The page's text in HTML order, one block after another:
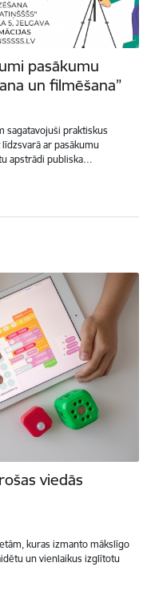
pasākumu
un filmēšana”
sagatavojuši praktiskus
ar pasākumu
apstrādi publiska…
viedās
kuras izmanto mākslīgo
un vienlaikus izglītotu